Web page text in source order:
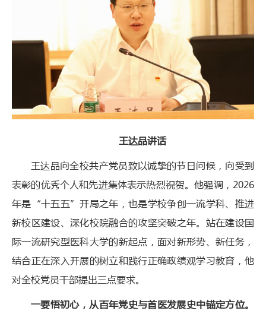
王达品讲话
王达品向全校共产党员致以诚挚的节日问候，向受到
表彰的优秀个人和先进集体表示热烈祝贺。他强调，2026
年是“十五五”开局之年，也是学校争创一流学科、推进
新校区建设、深化校院融合的攻坚突破之年。站在建设国
际一流研究型医科大学的新起点，面对新形势、新任务，
结合正在深入开展的树立和践行正确政绩观学习教育，他
对全校党员干部提出三点要求。
一要悟初心，从百年党史与首医发展史中锚定方位。